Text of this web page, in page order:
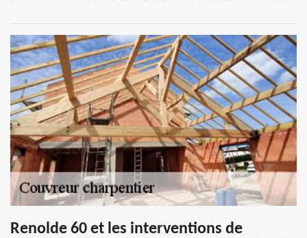
Renolde 60 et les interventions de